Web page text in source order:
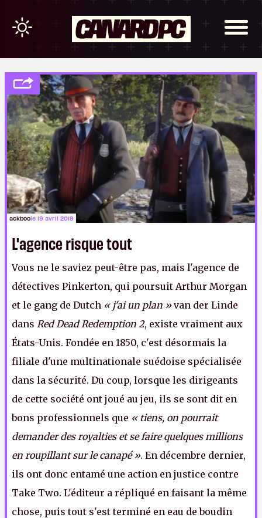
ackboole 19 avril 2019
L'agence risque tout
Vous ne le saviez peut-être pas, mais l'agence de
détectives Pinkerton, qui poursuit Arthur Morgan
et le gang de Dutch « j'ai un plan »van der Linde
dans Red Dead Redemption 2, existe vraiment aux
États-Unis. Fondée en 1850, c'est désormais la
filiale d'une multinationale suédoise spécialisée
dans la sécurité. Du coup, lorsque les dirigeants
de cette société ont joué au jeu, ils se sont dit en
bons professionnels que « tiens, on pourrait
demander des royalties et se faire quelques millions
en roupillant sur le canapé ». En décembre dernier,
ils ont donc entamé une action en justice contre
Take Two. L'éditeur a répliqué en faisant la même
chose, puis tout s'est terminé en eau de boudin